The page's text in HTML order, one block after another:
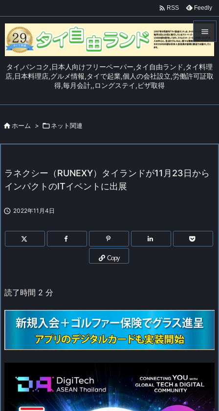
タイ,バンコク,日本人向けフリーペーパー,タイ自由ランド,タイ料理
店,日本料理店,グルメ情報,タイで起業,個人の会社設立,労働許可証取
得,毎月会計,,ロングステイ,ビザ取得

メニュ


 RSS Feedly
 ホーム > ネット関連
ラネクシー（RUNEXY）タイランドが11月23日から
インパクトのITイベントに出展
 2022年11月4日
Copy
読了時間 2 分